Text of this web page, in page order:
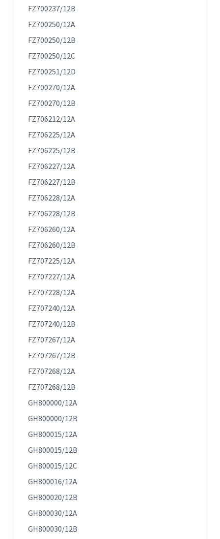
FZ700237/12B
FZ700250/12A
FZ700250/12B
FZ700250/12C
FZ700251/12D
FZ700270/12A
FZ700270/12B
FZ706212/12A
FZ706225/12A
FZ706225/12B
FZ706227/12A
FZ706227/12B
FZ706228/12A
FZ706228/12B
FZ706260/12A
FZ706260/12B
FZ707225/12A
FZ707227/12A
FZ707228/12A
FZ707240/12A
FZ707240/12B
FZ707267/12A
FZ707267/12B
FZ707268/12A
FZ707268/12B
GH800000/12A
GH800000/12B
GH800015/12A
GH800015/12B
GH800015/12C
GH800016/12A
GH800020/12B
GH800030/12A
GH800030/12B